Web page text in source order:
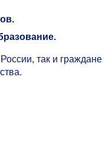
так и граждане